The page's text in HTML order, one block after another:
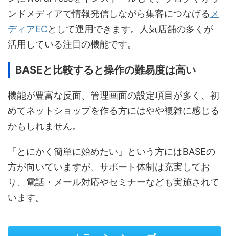
ンドメディアで情報発信しながら集客につなげる メ
ディアECとして運用できます。人気店舗の多くが
活用している注目の機能です。
BASEと比較すると操作の難易度は高い
機能が豊富な反面、管理画面の設定項目が多く、初
めてネットショップを作る方にはやや複雑に感じる
かもしれません。
「とにかく簡単に始めたい」という方にはBASEの
方が向いていますが、サポート体制は充実してお
り、電話・メール対応やセミナーなども実施されて
います。